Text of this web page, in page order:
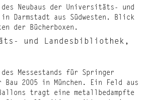
und Landesbibliothek,